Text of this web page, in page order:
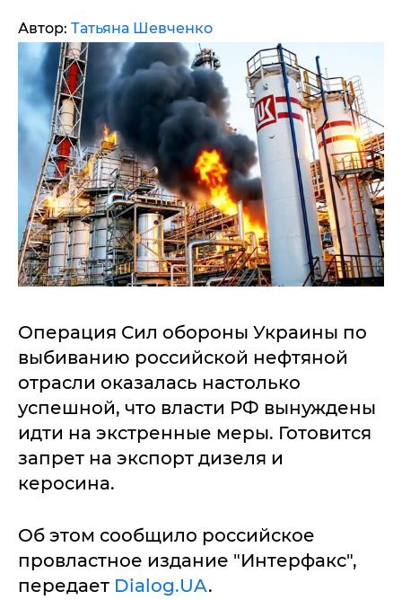
Автор: Татьяна Шевченко
Операция Сил обороны Украины по
выбиванию российской нефтяной
отрасли оказалась настолько
успешной, что власти РФ вынуждены
идти на экстренные меры. Готовится
запрет на экспорт дизеля и
керосина.
Об этом сообщило российское
провластное издание "Интерфакс",
передает Dialog.UA.